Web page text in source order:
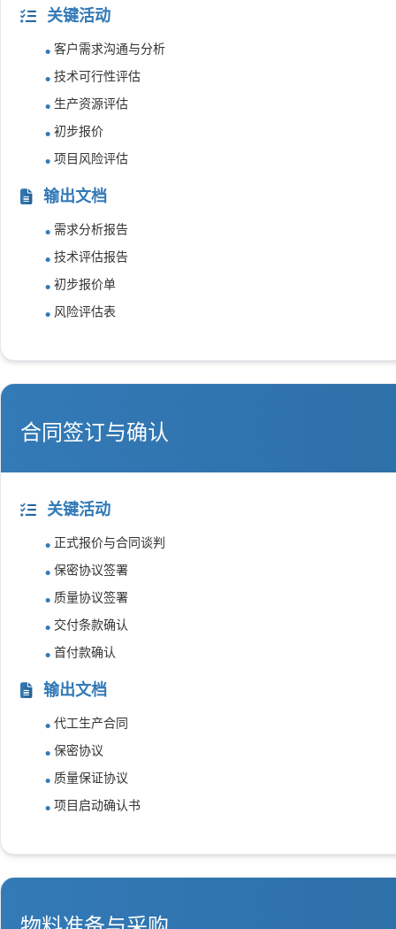
关键活动
客户需求沟通与分析
技术可行性评估
生产资源评估
初步报价
项目风险评估
输出文档
需求分析报告
技术评估报告
初步报价单
风险评估表
合同签订与确认
关键活动
正式报价与合同谈判
保密协议签署
质量协议签署
交付条款确认
首付款确认
输出文档
代工生产合同
保密协议
质量保证协议
项目启动确认书